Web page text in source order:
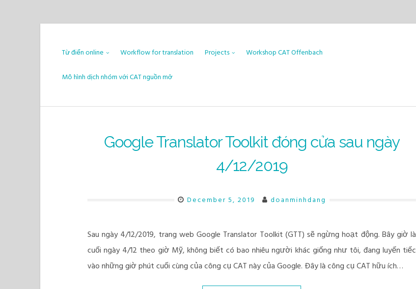
Từ điển online Workflow for translation Projects Workshop CAT Offenbach
Mô hình dịch nhóm với CAT nguồn mở
Google Translator Toolkit đóng cửa sau ngày
4/12/2019
December 5, 2019 doanminhdang
Sau ngày 4/12/2019, trang web Google Translator Toolkit (GTT) sẽ ngừng hoạt động. Bây giờ là
cuối ngày 4/12 theo giờ Mỹ, không biết có bao nhiêu người khác giống như tôi, đang luyến tiếc
vào những giờ phút cuối cùng của công cụ CAT này của Google. Đây là công cụ CAT hữu ích…